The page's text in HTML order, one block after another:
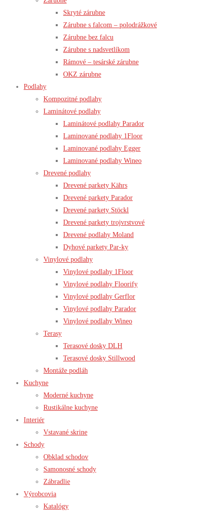
Skryté zárubne
Zárubne s falcom – polodrážkové
Zárubne bez falcu
Zárubne s nadsvetlíkom
Rámové – tesárské zárubne
OKZ zárubne
Podlahy
Kompozitné podlahy
Laminátové podlahy
Laminátové podlahy Parador
Laminované podlahy 1Floor
Laminované podlahy Egger
Laminované podlahy Wineo
Drevené podlahy
Drevené parkety Kährs
Drevené parkety Parador
Drevené parkety Stöckl
Drevené parkety trojvrstvové
Drevené podlahy Moland
Dyhové parkety Par-ky
Vinylové podlahy
Vinylové podlahy 1Floor
Vinylové podlahy Floorify
Vinylové podlahy Gerflor
Vinylové podlahy Parador
Vinylové podlahy Wineo
Terasy
Terasové dosky DLH
Terasové dosky Stillwood
Montáže podláh
Kuchyne
Moderné kuchyne
Rustikálne kuchyne
Interiér
Vstavané skrine
Schody
Obklad schodov
Samonosné schody
Zábradlie
Výrobcovia
Katalógy